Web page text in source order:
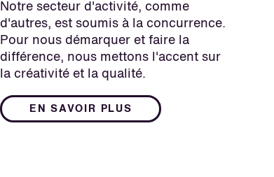
Notre secteur d'activité, comme
d'autres, est soumis à la concurrence.
Pour nous démarquer et faire la
différence, nous mettons l'accent sur
la créativité et la qualité.
EN SAVOIR PLUS